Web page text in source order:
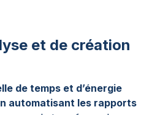
et de création
de temps et d’énergie
automatisant les rapports